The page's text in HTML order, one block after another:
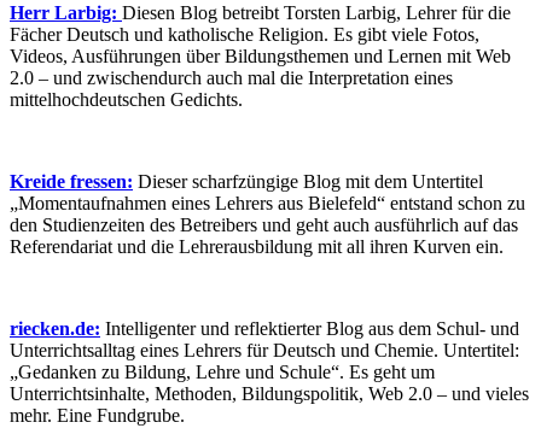
Herr Larbig: Diesen Blog betreibt Torsten Larbig, Lehrer für die
Fächer Deutsch und katholische Religion. Es gibt viele Fotos,
Videos, Ausführungen über Bildungsthemen und Lernen mit Web
2.0 – und zwischendurch auch mal die Interpretation eines
mittelhochdeutschen Gedichts.
Kreide fressen: Dieser scharfzüngige Blog mit dem Untertitel
„Momentaufnahmen eines Lehrers aus Bielefeld“ entstand schon zu
den Studienzeiten des Betreibers und geht auch ausführlich auf das
Referendariat und die Lehrerausbildung mit all ihren Kurven ein.
riecken.de: Intelligenter und reflektierter Blog aus dem Schul- und
Unterrichtsalltag eines Lehrers für Deutsch und Chemie. Untertitel:
„Gedanken zu Bildung, Lehre und Schule“. Es geht um
Unterrichtsinhalte, Methoden, Bildungspolitik, Web 2.0 – und vieles
mehr. Eine Fundgrube.